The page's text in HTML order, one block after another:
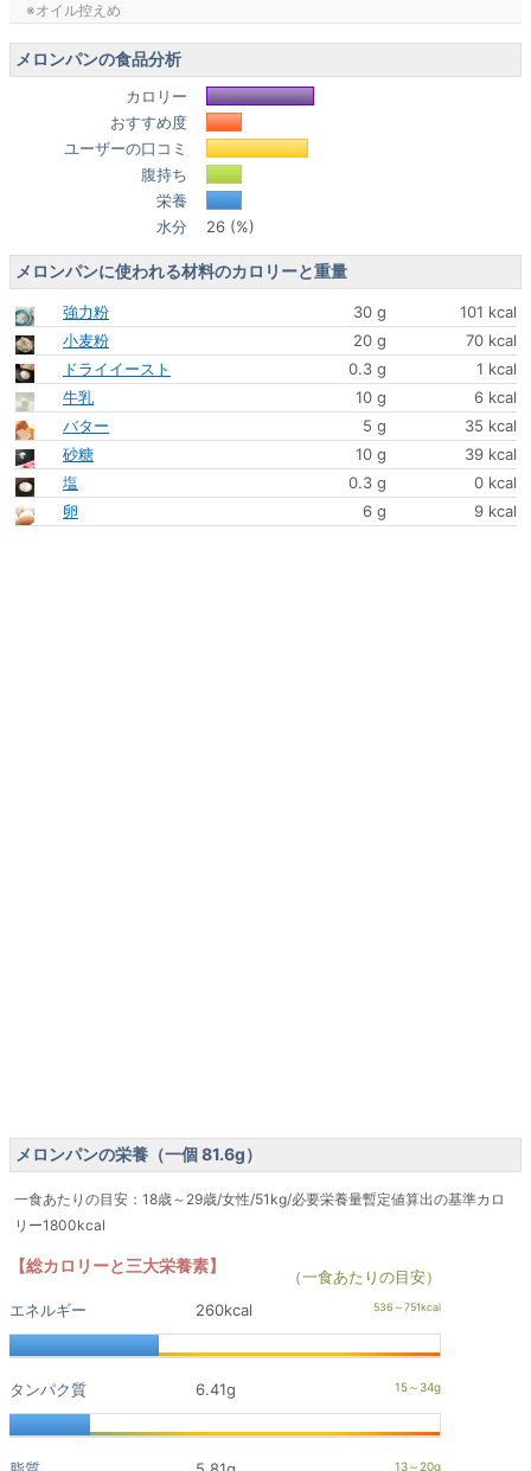
※オイル控えめ
メロンパンの食品分析
カロリー
おすすめ度
ユーザーの口コミ
腹持ち
栄養
水分
26 (%)
メロンパンに使われる材料のカロリーと重量
強力粉 30 g
101 kcal
小麦粉
20 g
70 kcal
ドライイースト
0.3 g
1 kcal
牛乳
10 g
6 kcal
バター
5 g
35 kcal
砂糖
10 g
39 kcal
塩
0.3 g
0 kcal
卵
6 g 9 kcal
メロンパンの栄養（一個 81.6g）
一食あたりの目安：18歳～29歳/女性/51kg/必要栄養量暫定値算出の基準カロ
リー1800kcal
【総カロリーと三大栄養素】
（一食あたりの目安）
エネルギー
260kcal
タンパク質 6.41g